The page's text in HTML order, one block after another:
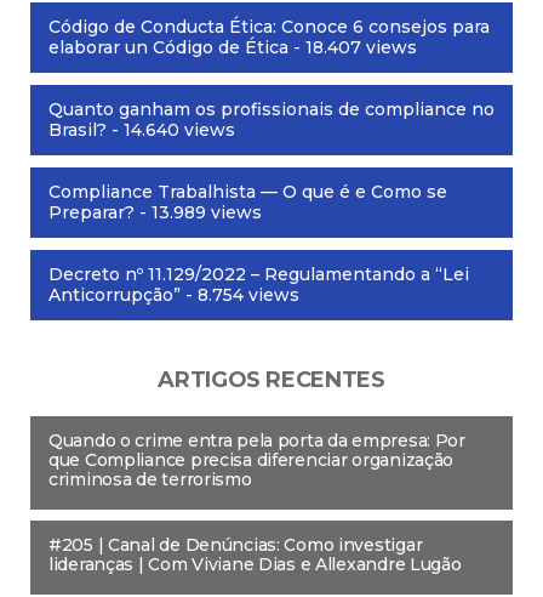
Código de Conducta Ética: Conoce 6 consejos para
elaborar un Código de Ética - 18.407 views
Quanto ganham os profissionais de compliance no
Brasil? - 14.640 views
Compliance Trabalhista — O que é e Como se
Preparar? - 13.989 views
Decreto nº 11.129/2022 – Regulamentando a “Lei
Anticorrupção” - 8.754 views
ARTIGOS RECENTES
Quando o crime entra pela porta da empresa: Por
que Compliance precisa diferenciar organização
criminosa de terrorismo
#205 | Canal de Denúncias: Como investigar
lideranças | Com Viviane Dias e Allexandre Lugão